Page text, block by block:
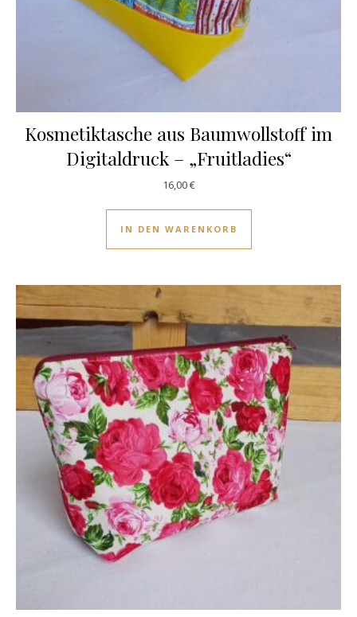
Kosmetiktasche aus Baumwollstoff im
Digitaldruck – „Fruitladies“
16,00€
IN DEN WARENKORB